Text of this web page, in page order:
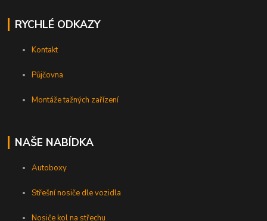
RYCHLÉ ODKAZY
Kontakt
Půjčovna
Montáže tažných zařízení
NAŠE NABÍDKA
Autoboxy
Střešní nosiče dle vozidla
Nosiče kol na střechu